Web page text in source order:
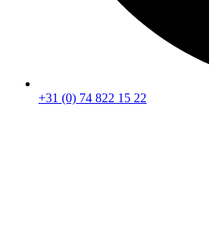
+31 (0) 74 822 15 22